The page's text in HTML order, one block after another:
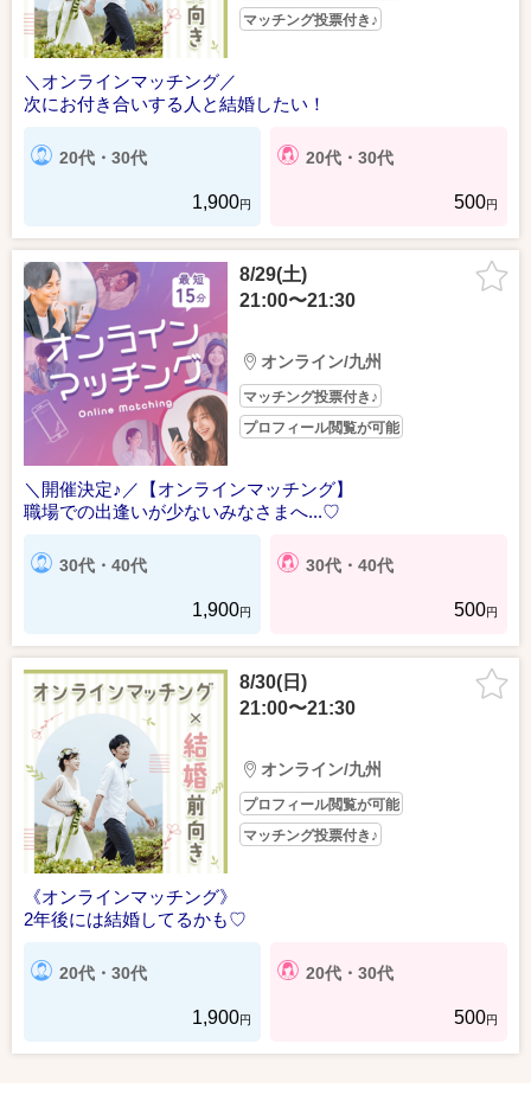
マッチング投票付き♪
＼オンラインマッチング／
次にお付き合いする人と結婚したい！
20代・30代
1,900円
20代・30代
500円
8/29(土)
21:00〜21:30
オンライン/九州
マッチング投票付き♪
プロフィール閲覧が可能
＼開催決定♪／【オンラインマッチング】
職場での出逢いが少ないみなさまへ...♡
30代・40代
1,900円
30代・40代
500円
8/30(日)
21:00〜21:30
オンライン/九州
プロフィール閲覧が可能
マッチング投票付き♪
《オンラインマッチング》
2年後には結婚してるかも♡
20代・30代
1,900円
20代・30代
500円